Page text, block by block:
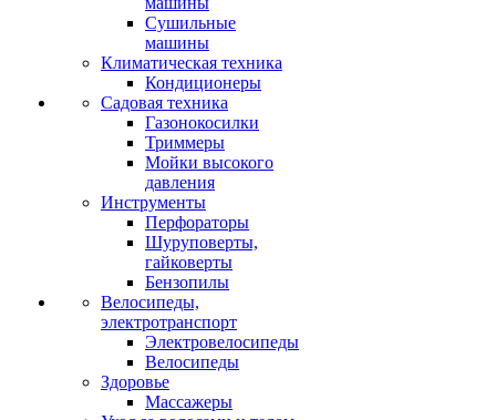
Сушильные
машины
Климатическая техника
Кондиционеры
Садовая техника
Газонокосилки
Триммеры
Мойки высокого
давления
Инструменты
Перфораторы
Шуруповерты,
гайковерты
Бензопилы
Велосипеды,
электротранспорт
Электровелосипеды
Велосипеды
Здоровье
Массажеры